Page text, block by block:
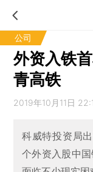
公司
外资入铁
青高铁
2019年10月11日
科威特投资局
个外资入股中